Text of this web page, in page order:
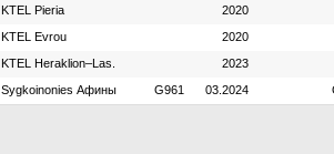
KTEL Pieria 2020
KTEL Evrou 2020
KTEL Heraklion–Las. 2023
Sygkoinonies Афины G961 03.2024